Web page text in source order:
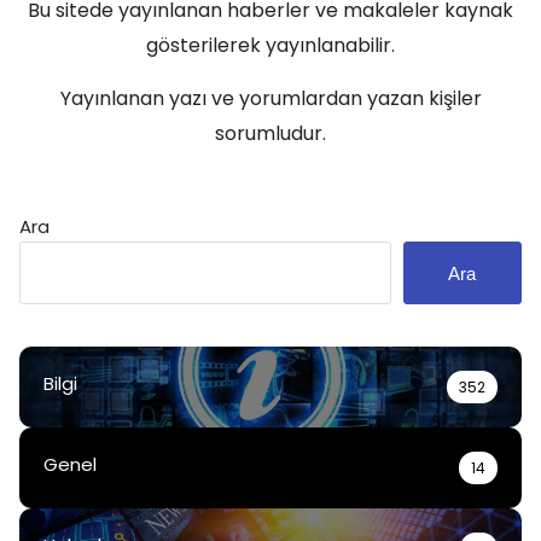
Bu sitede yayınlanan haberler ve makaleler kaynak
gösterilerek yayınlanabilir.
Yayınlanan yazı ve yorumlardan yazan kişiler
sorumludur.
Ara
Ara
Bilgi 352
Genel 14